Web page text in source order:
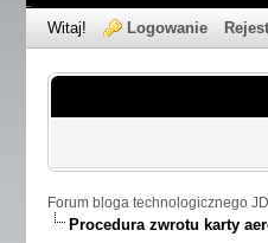
Witaj! Logowanie
Forum bloga technologicznego
Procedura zwrotu karty